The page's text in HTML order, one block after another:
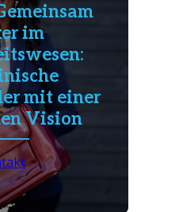
im
mit einer
Vision